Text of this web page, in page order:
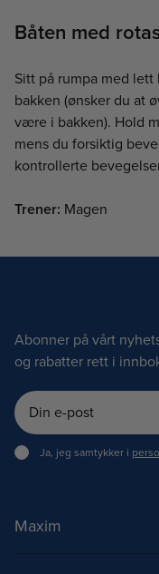
Båten med
Sitt på rumpa med
bakken (ønsker du at
være i bakken). Hold
mens du forsiktig
kontrollerte
Trener: Magen
Abonner på vårt
og rabatter rett i
Ja, jeg samtykker i
Maxim